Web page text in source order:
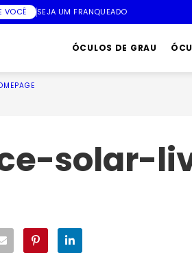
VOCÊ SEJA UM FRANQUEADO
ÓCULOS DE GRAU
solar-